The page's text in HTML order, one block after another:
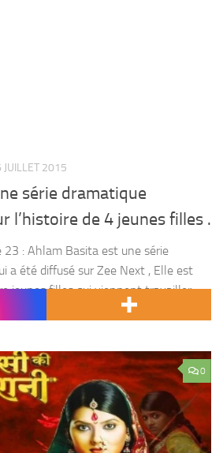
JUILLET 2015
série dramatique
l’histoire de 4 jeunes filles .
23 : Ahlam Basita est une série
a été diffusé sur Zee Next , Elle est
jeunes filles qui viennent travailler
0